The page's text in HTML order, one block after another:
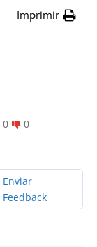
Imprimir
0 0
Enviar
Feedback